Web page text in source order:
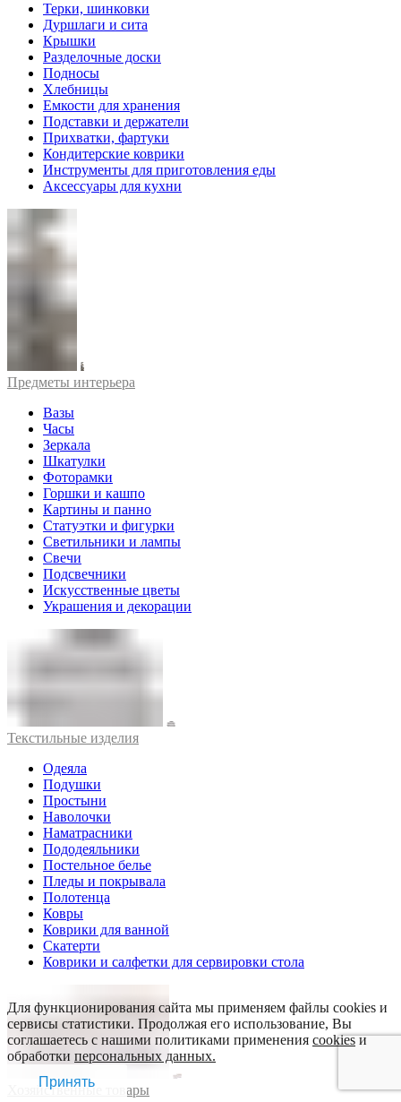
Терки, шинковки
Дуршлаги и сита
Крышки
Разделочные доски
Подносы
Хлебницы
Емкости для хранения
Подставки и держатели
Прихватки, фартуки
Кондитерские коврики
Инструменты для приготовления еды
Аксессуары для кухни
Предметы интерьера
Вазы
Часы
Зеркала
Шкатулки
Фоторамки
Горшки и кашпо
Картины и панно
Статуэтки и фигурки
Светильники и лампы
Свечи
Подсвечники
Искусственные цветы
Украшения и декорации
Текстильные изделия
Одеяла
Подушки
Простыни
Наволочки
Наматрасники
Пододеяльники
Постельное белье
Пледы и покрывала
Полотенца
Ковры
Коврики для ванной
Скатерти
Коврики и салфетки для сервировки стола
Хозяйственные товары
Для функционирования сайта мы применяем файлы cookies и
сервисы статистики. Продолжая его использование, Вы
соглашаетесь с нашими политиками применения cookiesи
обработки персональных данных.
Принять